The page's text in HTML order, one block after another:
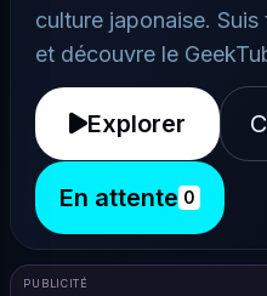
culture japonaise.
et découvre le
Explorer
En attente 0
PUBLICITÉ